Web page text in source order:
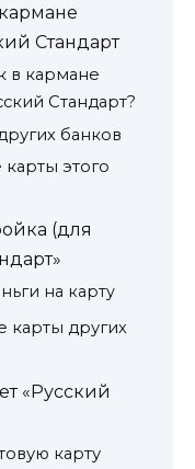
Стандарт
в кармане
Стандарт?
банков
этого
(для
на карту
карты других
«Русский
карту